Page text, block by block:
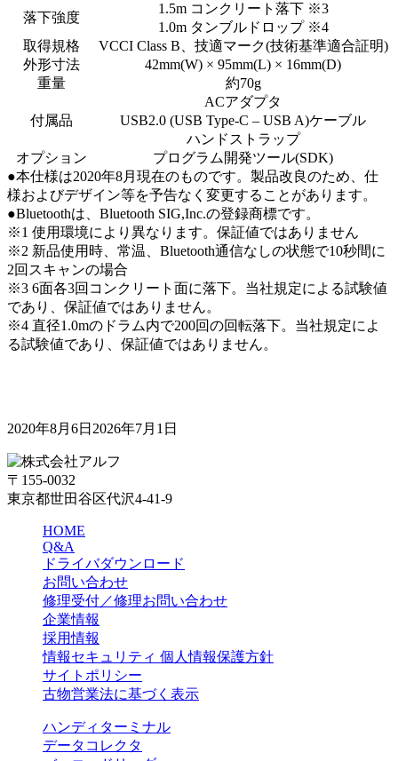
落下強度
1.5m コンクリート落下 ※3
1.0m タンブルドロップ ※4
取得規格
VCCI Class B、技適マーク(技術基準適合証明)
外形寸法
42mm(W) × 95mm(L) × 16mm(D)
重量
約70g
付属品
ACアダプタ
USB2.0 (USB Type-C – USB A)ケーブル
ハンドストラップ
オプション
プログラム開発ツール(SDK)
●本仕様は2020年8月現在のものです。製品改良のため、仕
様およびデザイン等を予告なく変更することがあります。
●Bluetoothは、Bluetooth SIG,Inc.の登録商標です。
※1 使用環境により異なります。保証値ではありません
※2 新品使用時、常温、Bluetooth通信なしの状態で10秒間に
2回スキャンの場合
※3 6面各3回コンクリート面に落下。当社規定による試験値
であり、保証値ではありません。
※4 直径1.0mのドラム内で200回の回転落下。当社規定によ
る試験値であり、保証値ではありません。
2020年8月6日 2026年7月1日
〒155-0032
東京都世田谷区代沢4-41-9
HOME
Q&A
ドライバダウンロード
お問い合わせ
修理受付／修理お問い合わせ
企業情報
採用情報
情報セキュリティ 個人情報保護方針
サイトポリシー
古物営業法に基づく表示
ハンディターミナル
データコレクタ